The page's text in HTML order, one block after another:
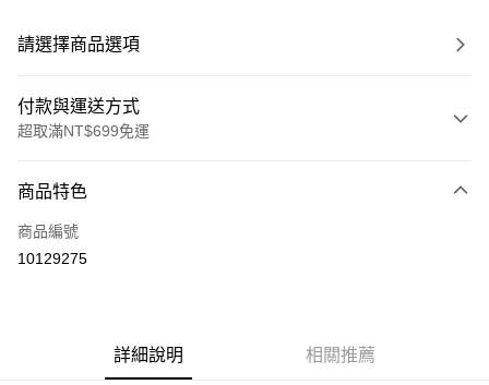
請選擇商品選項
付款與運送方式
超取滿NT$699免運
信用卡一次付款
超商取貨付款
全家付款取貨
商品特色
商品編號
10129275
詳細說明 相關推薦